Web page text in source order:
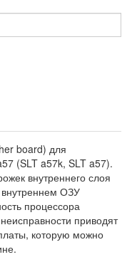
board) для
(SLT a57k, SLT a57).
внутреннего слоя
ОЗУ
процессора
приводят
которую можно